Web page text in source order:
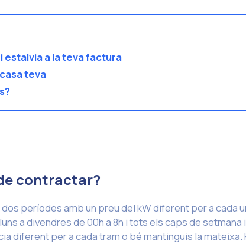
estalvia a la teva factura
teva
contractar?
períodes amb un preu del kW diferent per a cada
a divendres de 00h a 8h i tots els caps de setmana i
diferent per a cada tram o bé mantinguis la mateixa.